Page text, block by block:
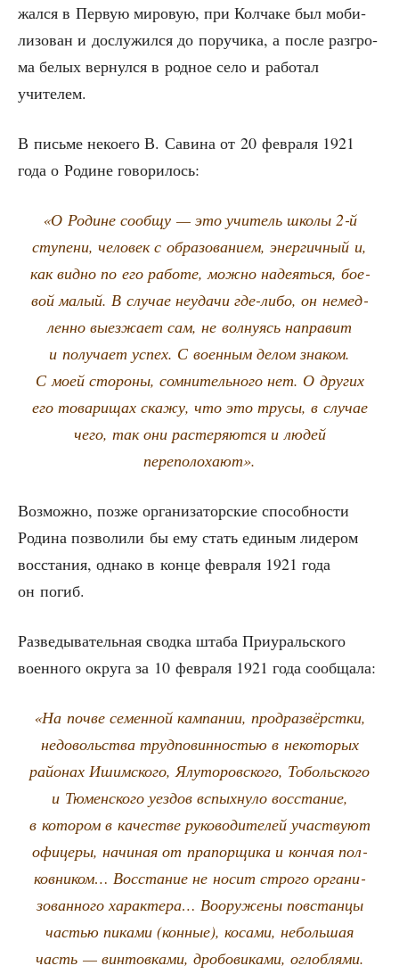
жал­ся в Первую миро­вую, при Кол­ча­ке был моби­
ли­зо­ван и дослу­жил­ся до пору­чи­ка, а после раз­гро­
ма белых вер­нул­ся в род­ное село и рабо­тал
учителем.
В пись­ме неко­е­го В. Сави­на от 20 фев­ра­ля 1921
года о Родине говорилось:
«О Родине сооб­щу — это учи­тель шко­лы 2‑й
сту­пе­ни, чело­век с обра­зо­ва­ни­ем, энер­гич­ный и,
как вид­но по его рабо­те, мож­но наде­ять­ся, бое­
вой малый. В слу­чае неуда­чи где-либо, он немед­
лен­но выез­жа­ет сам, не вол­ну­ясь напра­вит
и полу­ча­ет успех. С воен­ным делом зна­ком.
С моей сто­ро­ны, сомни­тель­но­го нет. О дру­гих
его това­ри­щах ска­жу, что это тру­сы, в слу­чае
чего, так они рас­те­ря­ют­ся и людей
переполохают».
Воз­мож­но, поз­же орга­ни­за­тор­ские спо­соб­но­сти
Роди­на поз­во­ли­ли бы ему стать еди­ным лиде­ром
вос­ста­ния, одна­ко в кон­це фев­ра­ля 1921 года
он погиб.
Раз­ве­ды­ва­тель­ная свод­ка шта­ба При­ураль­ско­го
воен­но­го окру­га за 10 фев­ра­ля 1921 года сообщала:
«На поч­ве семен­ной кам­па­нии, прод­раз­вёрст­ки,
недо­воль­ства труд­по­вин­но­стью в неко­то­рых
рай­о­нах Ишим­ско­го, Ялу­то­ров­ско­го, Тоболь­ско­го
и Тюмен­ско­го уез­дов вспых­ну­ло вос­ста­ние,
в кото­ром в каче­стве руко­во­ди­те­лей участ­ву­ют
офи­це­ры, начи­ная от пра­пор­щи­ка и кон­чая пол­
ков­ни­ком… Вос­ста­ние не носит стро­го орга­ни­
зо­ван­но­го харак­те­ра… Воору­же­ны повстан­цы
частью пика­ми (кон­ные), коса­ми, неболь­шая
часть — вин­тов­ка­ми, дро­бо­ви­ка­ми, оглоб­ля­ми.